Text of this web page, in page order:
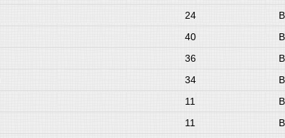
24
40
36
34
11
11